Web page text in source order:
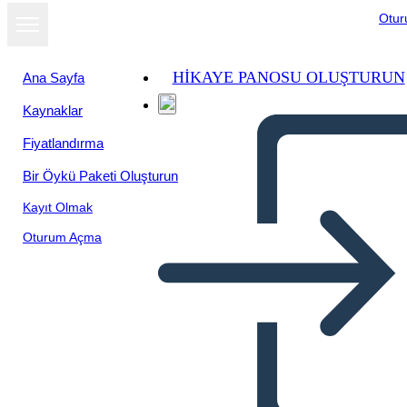
Ana Sayfa
Kaynaklar
Fiyatlandırma
Bir Öykü Paketi Oluşturun
Kayıt Olmak
Oturum Açma
HIKAYE PANOSU OLUŞTURUN